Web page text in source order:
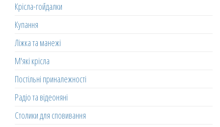
Крісла-гойдалки
Купання
Ліжка та манежі
М'які крісла
Постільні приналежності
Радіо та відеоняні
Столики для сповивання